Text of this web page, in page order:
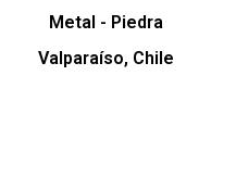
Metal - Piedra
Valparaíso, Chile